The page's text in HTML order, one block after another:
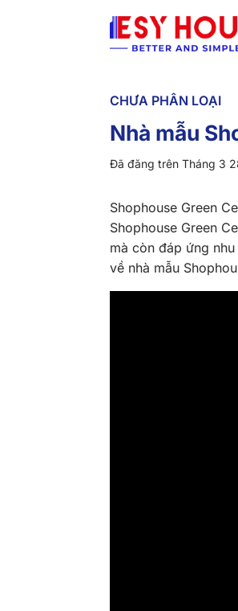
CHƯA PHÂN LOẠI
Nhà mẫu
Đã đăng trên Tháng 3
Shophouse Green
Shophouse Green
mà còn đáp ứng
về nhà mẫu